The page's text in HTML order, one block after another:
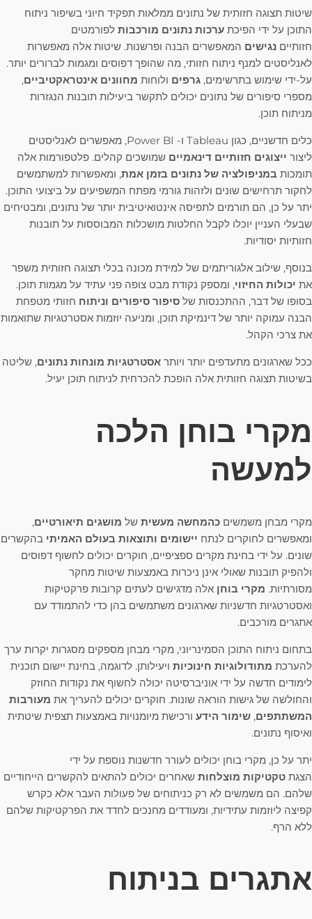
שיטות תצוגה חזותית של נתונים ממלאות תפקיד חיוני בשיפור ניתוח
התוכן על ידי הפיכת ערכות נתונים מורכבות לפורמטים
חזותיים נגישים המאפשרים הבנה ופרשנות. שיטות אלה מאפשרות
לאנליסטים למנף ניתוח חזותי, מה שהופך דפוסים ומגמות לברורים יותר.
על-ידי שימוש בתרשימים, גרפים ולוחות מחוונים אינטראקטיביים,
מספרי סיפורים של נתונים יכולים לתקשר ביעילות תובנות הנגזרות
מניתוח תוכן.
כלים חדשניים, כגון Tableau ו- Power BI, מאפשרים לאנליסטים
ליצור ייצוגים חזותיים דינאמיים שמושכים קהלים. פלטפורמות אלה
תומכות במניפולציה של נתונים בזמן אמת, ומאפשרות למשתמשים
לחקור תרחישים שונים ולזהות גורמי מפתח המשפיעים על ביצועי התוכן.
יתר על כן, הם תורמים לתפיסה אינטואיטיבית יותר של נתונים, ומבטיחים
שבעלי העניין יוכלו לקבל החלטות מושכלות המבוססות על תובנות
חזותיות יסודיות.
בנוסף, שילוב אלגוריתמים של למידת מכונה בכלי תצוגה חזותית משפר
את יכולות החיזוי, ומספק נקודת מבט צופה פני עתיד על מגמות תוכן.
בסופו של דבר, ההתכנסות של סיפור סיפורים וניתוח חזותי מטפחת
הבנה עמוקה יותר של דינמיקת תוכן, ומניעה יוזמות אסטרטגיות שתואמות
את צרכי הקהל.
ככל שארגונים מתעדפים יותר ויותר אסטרטגיות מונחות נתונים, שליטה
בשיטות תצוגה חזותית אלה הופכת להכרחית לניתוח תוכן יעיל.
מקרי בוחן הלכה
למעשה
מקרי מבחן משמשים כהמחשה מעשית של מושגים תיאורטיים,
ומאפשרים לחוקרים לנתח יישומים ותוצאות בעולם האמיתי בהקשרים
שונים. על ידי בחינת מקרים ספציפיים, חוקרים יכולים לחשוף דפוסים
ולהפיק תובנות שאולי אינן ניכרות באמצעות שיטות מחקר
מסורתיות. מקרי בוחן אלה מדגישים לעתים קרובות פרקטיקות
ואסטרטגיות חדשניות שארגונים משתמשים בהן כדי להתמודד עם
אתגרים מורכבים.
בתחום ניתוח התוכן הסמינריוני, מקרי מבחן מספקים מסגרות יקרות ערך
להערכת מתודולוגיות חינוכיות ויעילותן. לדוגמה, בחינת יישום תוכנית
לימודים חדשה על ידי אוניברסיטה יכולה לחשוף את נקודות החוזק
והחולשה של גישות הוראה שונות. חוקרים יכולים להעריך את מעורבות
המשתתפים, שימור הידע ורכישת מיומנויות באמצעות תצפית שיטתית
ואיסוף נתונים.
יתר על כן, מקרי בוחן יכולים לעורר חדשנות נוספת על ידי
הצגת טקטיקות מוצלחות שאחרים יכולים להתאים להקשרים הייחודיים
שלהם. הם משמשים לא רק כניתוחים של פעולות העבר אלא כקרש
קפיצה ליוזמות עתידיות, ומעודדים מחנכים לחדד את הפרקטיקות שלהם
ללא הרף.
אתגרים בניתוח